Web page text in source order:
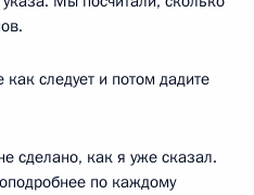
следует и потом дадите
сделано, как я уже сказал.
по каждому